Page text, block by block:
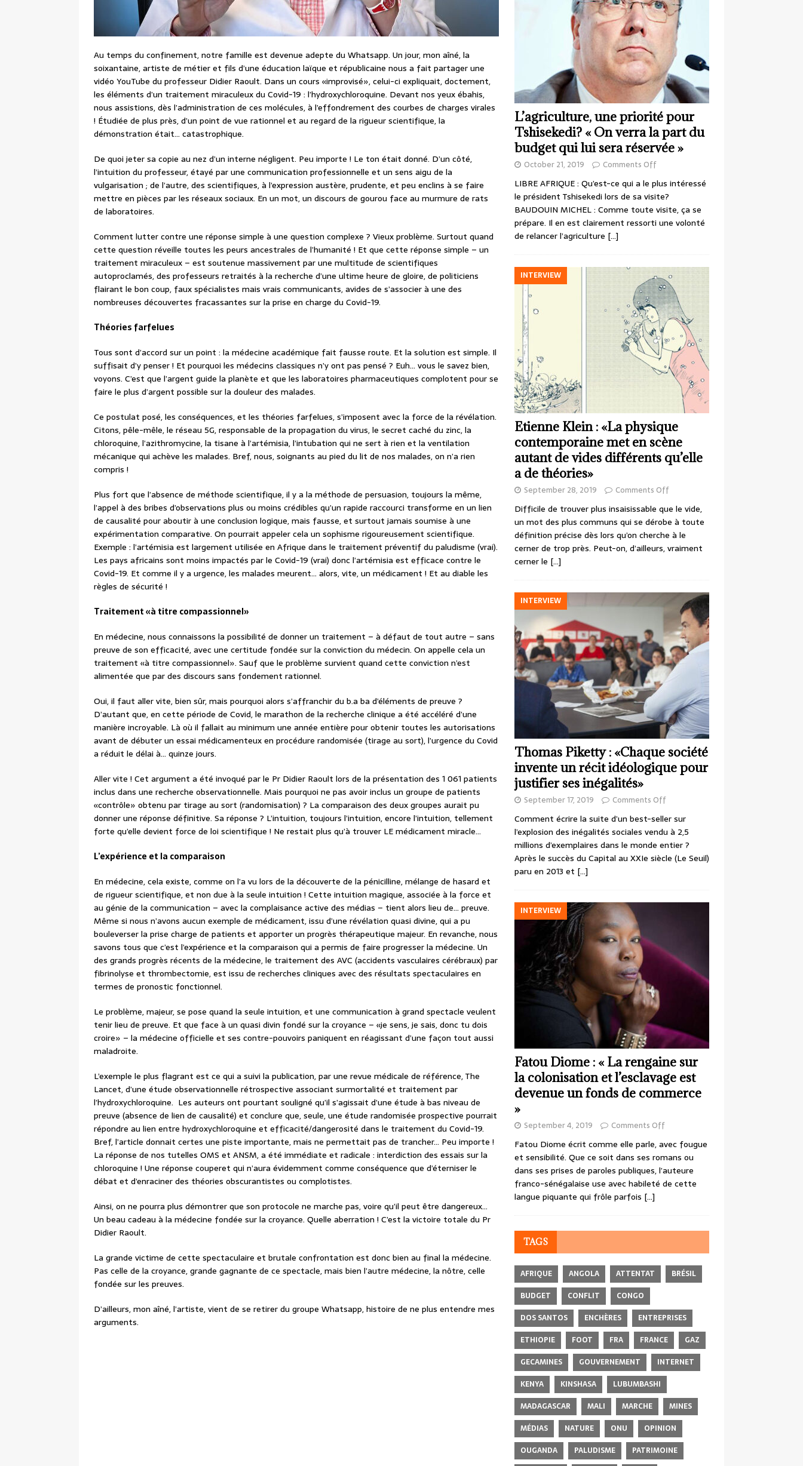
Au temps du confinement, notre famille est devenue adepte du Whatsapp. Un jour, mon aîné, la
soixantaine, artiste de métier et fils d’une éducation laïque et républicaine nous a fait partager une
vidéo YouTube du professeur Didier Raoult. Dans un cours «improvisé», celui-ci expliquait, doctement,
les éléments d’un traitement miraculeux du Covid-19 : l’hydroxychloroquine. Devant nos yeux ébahis,
nous assistions, dès l’administration de ces molécules, à l’effondrement des courbes de charges virales
! Étudiée de plus près, d’un point de vue rationnel et au regard de la rigueur scientifique, la
démonstration était… catastrophique.
De quoi jeter sa copie au nez d’un interne négligent. Peu importe ! Le ton était donné. D’un côté,
l’intuition du professeur, étayé par une communication professionnelle et un sens aigu de la
vulgarisation ; de l’autre, des scientifiques, à l’expression austère, prudente, et peu enclins à se faire
mettre en pièces par les réseaux sociaux. En un mot, un discours de gourou face au murmure de rats
de laboratoires.
Comment lutter contre une réponse simple à une question complexe ? Vieux problème. Surtout quand
cette question réveille toutes les peurs ancestrales de l’humanité ! Et que cette réponse simple – un
traitement miraculeux – est soutenue massivement par une multitude de scientifiques
autoproclamés, des professeurs retraités à la recherche d’une ultime heure de gloire, de politiciens
flairant le bon coup, faux spécialistes mais vrais communicants, avides de s’associer à une des
nombreuses découvertes fracassantes sur la prise en charge du Covid-19.
Théories farfelues
Tous sont d’accord sur un point : la médecine académique fait fausse route. Et la solution est simple. Il
suffisait d’y penser ! Et pourquoi les médecins classiques n’y ont pas pensé ? Euh… vous le savez bien,
voyons. C’est que l’argent guide la planète et que les laboratoires pharmaceutiques complotent pour se
faire le plus d’argent possible sur la douleur des malades.
Ce postulat posé, les conséquences, et les théories farfelues, s’imposent avec la force de la révélation.
Citons, pêle-mêle, le réseau 5G, responsable de la propagation du virus, le secret caché du zinc, la
chloroquine, l’azithromycine, la tisane à l’artémisia, l’intubation qui ne sert à rien et la ventilation
mécanique qui achève les malades. Bref, nous, soignants au pied du lit de nos malades, on n’a rien
compris !
Plus fort que l’absence de méthode scientifique, il y a la méthode de persuasion, toujours la même,
l’appel à des bribes d’observations plus ou moins crédibles qu’un rapide raccourci transforme en un lien
de causalité pour aboutir à une conclusion logique, mais fausse, et surtout jamais soumise à une
expérimentation comparative. On pourrait appeler cela un sophisme rigoureusement scientifique.
Exemple : l’artémisia est largement utilisée en Afrique dans le traitement préventif du paludisme (vrai).
Les pays africains sont moins impactés par le Covid-19 (vrai) donc l’artémisia est efficace contre le
Covid-19. Et comme il y a urgence, les malades meurent… alors, vite, un médicament ! Et au diable les
règles de sécurité !
Traitement «à titre compassionnel»
En médecine, nous connaissons la possibilité de donner un traitement – à défaut de tout autre – sans
preuve de son efficacité, avec une certitude fondée sur la conviction du médecin. On appelle cela un
traitement «à titre compassionnel». Sauf que le problème survient quand cette conviction n’est
alimentée que par des discours sans fondement rationnel.
Oui, il faut aller vite, bien sûr, mais pourquoi alors s’affranchir du b.a ba d’éléments de preuve ?
D’autant que, en cette période de Covid, le marathon de la recherche clinique a été accéléré d’une
manière incroyable. Là où il fallait au minimum une année entière pour obtenir toutes les autorisations
avant de débuter un essai médicamenteux en procédure randomisée (tirage au sort), l’urgence du Covid
a réduit le délai à… quinze jours.
Aller vite ! Cet argument a été invoqué par le Pr Didier Raoult lors de la présentation des 1 061 patients
inclus dans une recherche observationnelle. Mais pourquoi ne pas avoir inclus un groupe de patients
«contrôle» obtenu par tirage au sort (randomisation) ? La comparaison des deux groupes aurait pu
donner une réponse définitive. Sa réponse ? L’intuition, toujours l’intuition, encore l’intuition, tellement
forte qu’elle devient force de loi scientifique ! Ne restait plus qu’à trouver LE médicament miracle…
L’expérience et la comparaison
En médecine, cela existe, comme on l’a vu lors de la découverte de la pénicilline, mélange de hasard et
de rigueur scientifique, et non due à la seule intuition ! Cette intuition magique, associée à la force et
au génie de la communication – avec la complaisance active des médias – tient alors lieu de… preuve.
Même si nous n’avons aucun exemple de médicament, issu d’une révélation quasi divine, qui a pu
bouleverser la prise charge de patients et apporter un progrès thérapeutique majeur. En revanche, nous
savons tous que c’est l’expérience et la comparaison qui a permis de faire progresser la médecine. Un
des grands progrès récents de la médecine, le traitement des AVC (accidents vasculaires cérébraux) par
fibrinolyse et thrombectomie, est issu de recherches cliniques avec des résultats spectaculaires en
termes de pronostic fonctionnel.
Le problème, majeur, se pose quand la seule intuition, et une communication à grand spectacle veulent
tenir lieu de preuve. Et que face à un quasi divin fondé sur la croyance – «je sens, je sais, donc tu dois
croire» – la médecine officielle et ses contre-pouvoirs paniquent en réagissant d’une façon tout aussi
maladroite.
L’exemple le plus flagrant est ce qui a suivi la publication, par une revue médicale de référence, The
Lancet, d’une étude observationnelle rétrospective associant surmortalité et traitement par
l’hydroxychloroquine. Les auteurs ont pourtant souligné qu’il s’agissait d’une étude à bas niveau de
preuve (absence de lien de causalité) et conclure que, seule, une étude randomisée prospective pourrait
répondre au lien entre hydroxychloroquine et efficacité/dangerosité dans le traitement du Covid-19.
Bref, l’article donnait certes une piste importante, mais ne permettait pas de trancher… Peu importe !
La réponse de nos tutelles OMS et ANSM, a été immédiate et radicale : interdiction des essais sur la
chloroquine ! Une réponse couperet qui n’aura évidemment comme conséquence que d’éterniser le
débat et d’enraciner des théories obscurantistes ou complotistes.
Ainsi, on ne pourra plus démontrer que son protocole ne marche pas, voire qu’il peut être dangereux…
Un beau cadeau à la médecine fondée sur la croyance. Quelle aberration ! C’est la victoire totale du Pr
Didier Raoult.
La grande victime de cette spectaculaire et brutale confrontation est donc bien au final la médecine.
Pas celle de la croyance, grande gagnante de ce spectacle, mais bien l’autre médecine, la nôtre, celle
fondée sur les preuves.
D’ailleurs, mon aîné, l’artiste, vient de se retirer du groupe Whatsapp, histoire de ne plus entendre mes
arguments.
L’agriculture, une priorité pour
Tshisekedi? « On verra la part du
budget qui lui sera réservée »
October 21, 2019 Comments Off
LIBRE AFRIQUE : Qu’est-ce qui a le plus intéressé
le président Tshisekedi lors de sa visite?
BAUDOUIN MICHEL : Comme toute visite, ça se
prépare. Il en est clairement ressorti une volonté
de relancer l’agriculture […]
INTERVIEW
Etienne Klein : «La physique
contemporaine met en scène
autant de vides différents qu’elle
a de théories»
September 28, 2019 Comments Off
Difficile de trouver plus insaisissable que le vide,
un mot des plus communs qui se dérobe à toute
définition précise dès lors qu’on cherche à le
cerner de trop près. Peut-on, d’ailleurs, vraiment
cerner le […]
INTERVIEW
Thomas Piketty : «Chaque société
invente un récit idéologique pour
justifier ses inégalités»
September 17, 2019 Comments Off
Comment écrire la suite d’un best-seller sur
l’explosion des inégalités sociales vendu à 2,5
millions d’exemplaires dans le monde entier ?
Après le succès du Capital au XXIe siècle (Le Seuil)
paru en 2013 et […]
INTERVIEW
Fatou Diome : « La rengaine sur
la colonisation et l’esclavage est
devenue un fonds de commerce
»
September 4, 2019 Comments Off
Fatou Diome écrit comme elle parle, avec fougue
et sensibilité. Que ce soit dans ses romans ou
dans ses prises de paroles publiques, l’auteure
franco-sénégalaise use avec habileté de cette
langue piquante qui frôle parfois […]
TAGS
AFRIQUE ANGOLA ATTENTAT
BRÉSIL
BUDGET
CONFLIT
CONGO
DOS SANTOS
ENCHÈRES
ENTREPRISES
ETHIOPIE
FOOT FRA FRANCE
GAZ
GECAMINES
GOUVERNEMENT
INTERNET
KENYA
KINSHASA
LUBUMBASHI
MADAGASCAR
MALI MARCHE
MINES
MÉDIAS
NATURE ONU
OPINION
OUGANDA
PALUDISME PATRIMOINE